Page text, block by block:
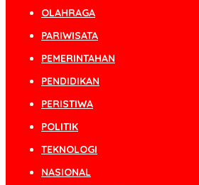
OLAHRAGA
PARIWISATA
PEMERINTAHAN
PENDIDIKAN
PERISTIWA
POLITIK
TEKNOLOGI
NASIONAL